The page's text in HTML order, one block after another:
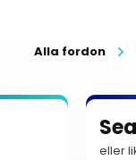
Alla fordon
eller